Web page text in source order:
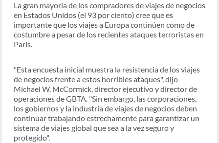
La gran mayoría de los compradores de viajes de negocios
en Estados Unidos (el 93 por ciento) cree que es
importante que los viajes a Europa continúen como de
costumbre a pesar de los recientes ataques terroristas en
París.
"Esta encuesta inicial muestra la resistencia de los viajes
de negocios frente a estos horribles ataques", dijo
Michael W. McCormick, director ejecutivo y director de
operaciones de GBTA. "Sin embargo, las corporaciones,
los gobiernos y la industria de viajes de negocios deben
continuar trabajando estrechamente para garantizar un
sistema de viajes global que sea a la vez seguro y
protegido".